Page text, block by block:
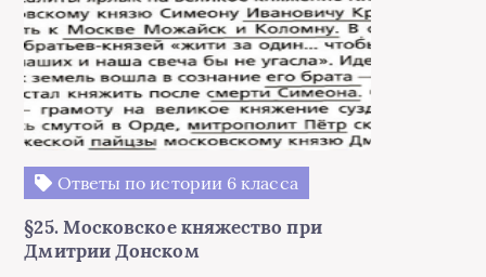
Ответы по истории 6 класса
§25. Московское княжество при
Дмитрии Донском